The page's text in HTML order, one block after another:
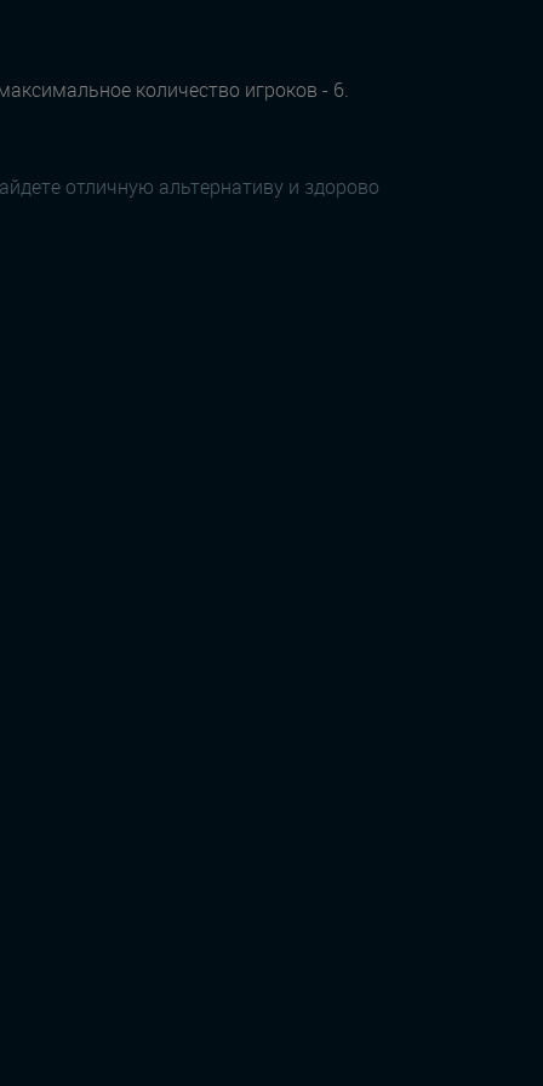
количество игроков - 6.
отличную альтернативу и здорово